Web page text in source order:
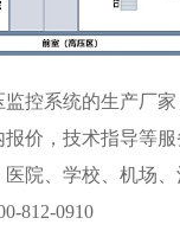
控系统的生产厂
价，技术指导等
院、学校、机场
812-0910